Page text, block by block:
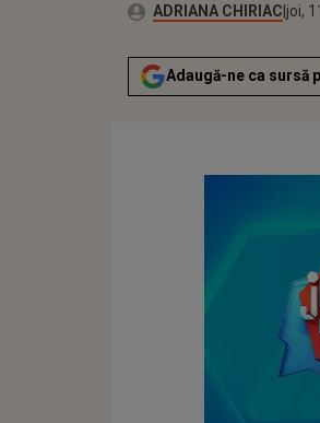
Autor:ADRIANA CHIRIAC joi,
Adaugă-ne ca sursă